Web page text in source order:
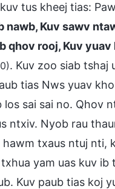
tus kheej tias:
nawb, Kuv sawv
qhov rooj, Kuv yuav
. Kuv zoo siab tshaj
tias Nws yuav
sai sai no. Qhov
ntxiv. Nyob rau
txaus ntuj nti,
yam uas kuv ib
Kuv paub tias koj